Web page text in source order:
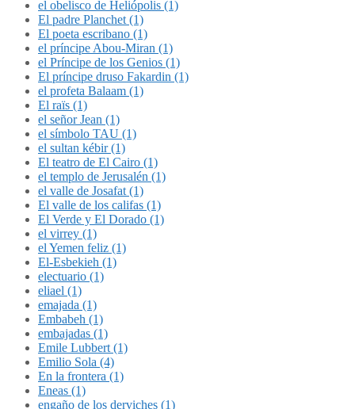
el obelisco de Heliópolis (1)
El padre Planchet (1)
El poeta escribano (1)
el príncipe Abou-Miran (1)
el Príncipe de los Genios (1)
El príncipe druso Fakardin (1)
el profeta Balaam (1)
El raïs (1)
el señor Jean (1)
el símbolo TAU (1)
el sultan kébir (1)
El teatro de El Cairo (1)
el templo de Jerusalén (1)
el valle de Josafat (1)
El valle de los califas (1)
El Verde y El Dorado (1)
el virrey (1)
el Yemen feliz (1)
El-Esbekieh (1)
electuario (1)
eliael (1)
emajada (1)
Embabeh (1)
embajadas (1)
Emile Lubbert (1)
Emilio Sola (4)
En la frontera (1)
Eneas (1)
engaño de los derviches (1)